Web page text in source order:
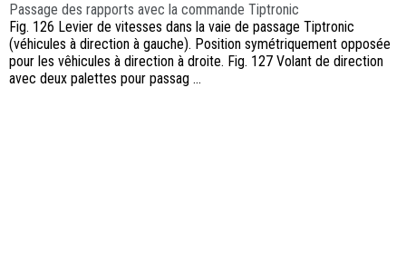
Passage des rapports avec la commande Tiptronic
Fig. 126 Levier de vitesses dans la vaie de passage Tiptronic
(véhicules à direction à gauche). Position symétriquement opposée
pour les vêhicules à direction à droite. Fig. 127 Volant de direction
avec deux palettes pour passag ...